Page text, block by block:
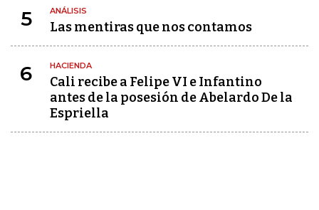
5 ANÁLISIS
Las mentiras que nos contamos
6 HACIENDA
Cali recibe a Felipe VI e Infantino
antes de la posesión de Abelardo De la
Espriella